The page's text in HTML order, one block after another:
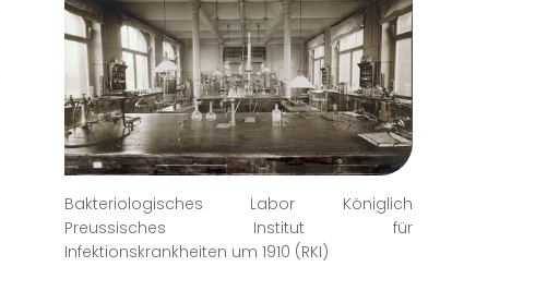
Bakteriologisches Labor Königlich
Preussisches Institut für
Infektionskrankheiten um 1910 (RKI)